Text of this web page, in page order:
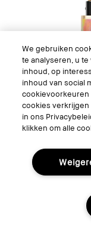
Luxe Matte
We gebruiken
te analyseren, u
inhoud, op
inhoud van social
cookievoorkeuren
cookies
in ons
klikken om alle